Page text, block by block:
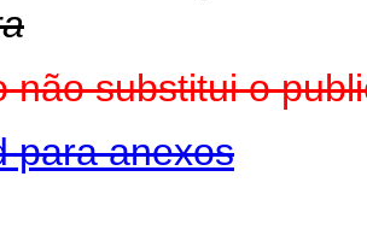
não substitui o
para anexos